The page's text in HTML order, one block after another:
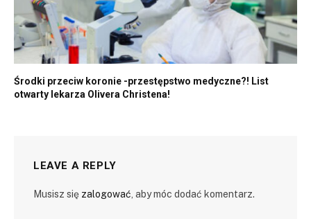
Środki przeciw koronie -przestępstwo medyczne?! List
otwarty lekarza Olivera Christena!
LEAVE A REPLY
Musisz się zalogować , aby móc dodać komentarz.